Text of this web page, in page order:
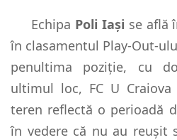
Echipa Poli Iași se află
în clasamentul Play-Out-
penultima poziție, cu
ultimul loc, FC U
teren reflectă o perioadă
în vedere că nu au reușit